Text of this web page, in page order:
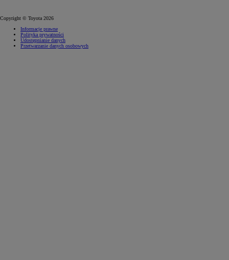
Copyright © Toyota 2026
Informacje prawne
Polityka prywatności
Udostępnianie danych
Przetwarzanie danych osobowych